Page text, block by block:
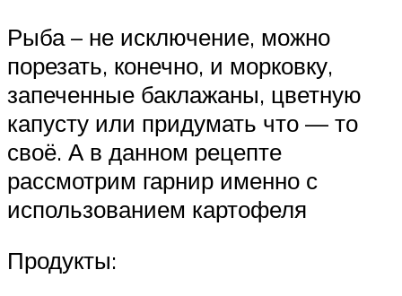
Рыба – не исключение, можно
порезать, конечно, и морковку,
запеченные баклажаны, цветную
капусту или придумать что — то
своё. А в данном рецепте
рассмотрим гарнир именно с
использованием картофеля
Продукты: